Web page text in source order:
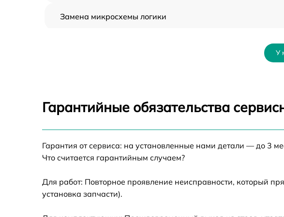
Замена микросхемы логики
Калибровка и настройка тепловизора
Ремонт датчика синхроимпульсов
Ремонт оптики
Восстановление питания
У
Гарантийные обязательства
Гарантия от сервиса: на установленные нами детали — до 3
Что считается гарантийным случаем?
Для работ: Повторное проявление неисправности, который
установка запчасти).